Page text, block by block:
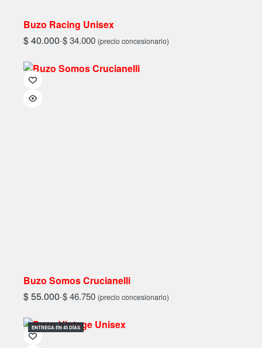
Buzo Racing Unisex
$40.000-$34.000 (precio concesionario)
Buzo Somos Crucianelli
$55.000-$46.750 (precio concesionario)
ENTREGA EN 45 DÍAS